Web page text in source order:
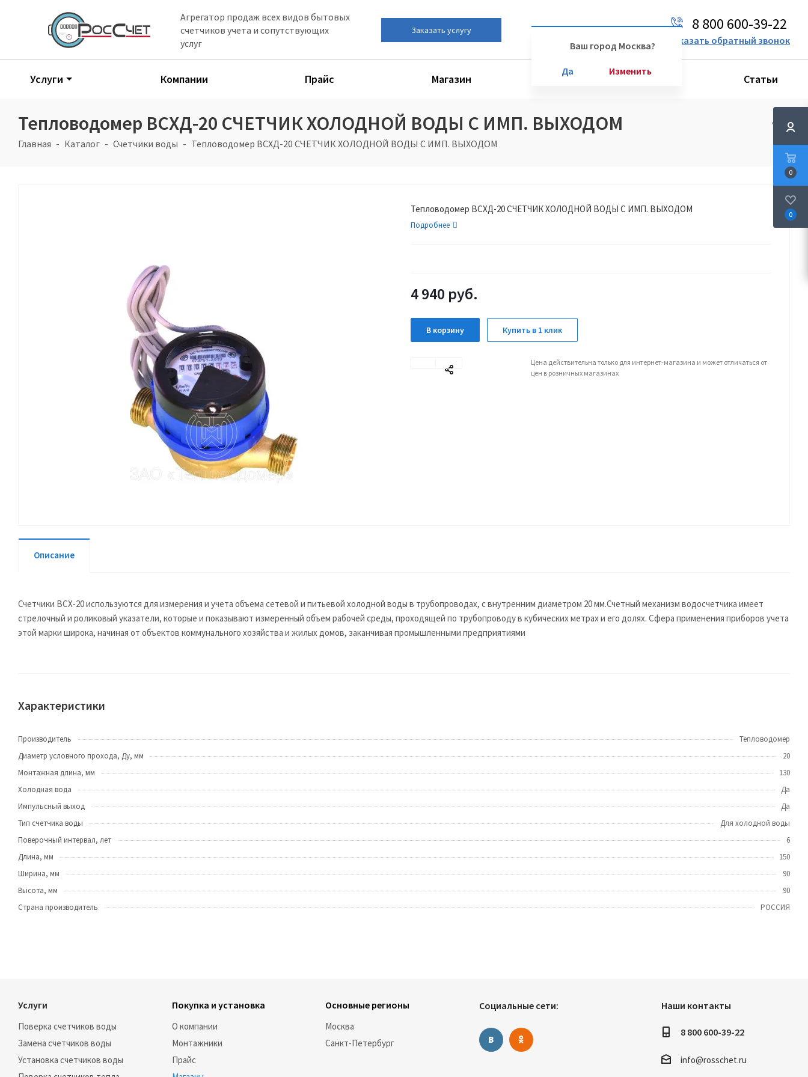
Агрегатор продаж всех видов бытовых
счетчиков учета и сопутствующих
услуг
Заказать услугу
Ваш город Москва?
Да Изменить
8 800 600-39-22
Заказать обратный звонок
Услуги Компании Прайс Магазин Производители Статьи
Тепловодомер ВСХД-20 СЧЕТЧИК ХОЛОДНОЙ ВОДЫ С ИМП. ВЫХОДОМ
Главная Каталог Счетчики воды Тепловодомер ВСХД-20 СЧЕТЧИК ХОЛОДНОЙ ВОДЫ С ИМП. ВЫХОДОМ
Тепловодомер ВСХД-20 СЧЕТЧИК ХОЛОДНОЙ ВОДЫ С ИМП. ВЫХОДОМ
Подробнее
4 940 руб.
В корзину Купить в 1 клик
Цена действительна только для интернет-магазина и может отличаться от
цен в розничных магазинах
Описание
Счетчики ВСХ-20 используются для измерения и учета объема сетевой и питьевой холодной воды в трубопроводах, с внутренним диаметром 20 мм.Счетный механизм водосчетчика имеет
стрелочный и роликовый указатели, которые и показывают измеренный объем рабочей среды, проходящей по трубопроводу в кубических метрах и его долях. Сфера применения приборов учета
этой марки широка, начиная от объектов коммунального хозяйства и жилых домов, заканчивая промышленными предприятиями
Характеристики
Производитель
Тепловодомер
Диаметр условного прохода, Ду, мм
20
Монтажная длина, мм
130
Холодная вода
Да
Импульсный выход
Да
Тип счетчика воды
Для холодной воды
Поверочный интервал, лет
6
Длина, мм
150
Ширина, мм
90
Высота, мм
90
Страна производитель
РОССИЯ
0
0
Услуги
Поверка счетчиков воды
Замена счетчиков воды
Установка счетчиков воды
Покупка и установка
О компании
Монтажники
Прайс
Основные регионы
Москва
Санкт-Петербург
Социальные сети: Наши контакты
8 800 600-39-22
info@rosschet.ru